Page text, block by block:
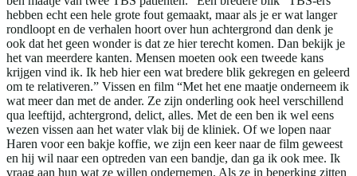
hebben echt een hele grote fout gemaakt, maar als je er wat langer
rondloopt en de verhalen hoort over hun achtergrond dan denk je
ook dat het geen wonder is dat ze hier terecht komen. Dan bekijk je
het van meerdere kanten. Mensen moeten ook een tweede kans
krijgen vind ik. Ik heb hier een wat bredere blik gekregen en geleerd
om te relativeren.” Vissen en film “Met het ene maatje onderneem ik
wat meer dan met de ander. Ze zijn onderling ook heel verschillend
qua leeftijd, achtergrond, delict, alles. Met de een ben ik wel eens
wezen vissen aan het water vlak bij de kliniek. Of we lopen naar
Haren voor een bakje koffie, we zijn een keer naar de film geweest
en hij wil naar een optreden van een bandje, dan ga ik ook mee. Ik
vraag aan hun wat ze willen ondernemen. Als ze in beperking zitten